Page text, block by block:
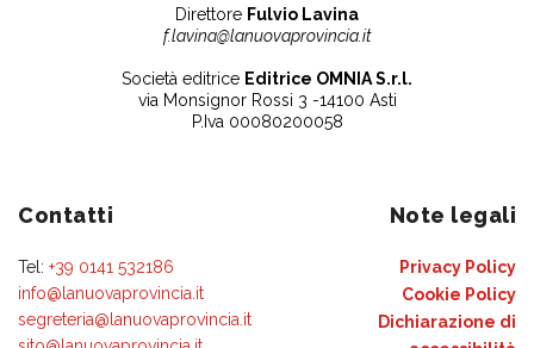
Direttore Fulvio Lavina
f.lavina@lanuovaprovincia.it
Società editrice Editrice OMNIA S.r.l.
via Monsignor Rossi 3 -14100 Asti
P.Iva 00080200058
Contatti
Tel: +39 0141 532186
info@lanuovaprovincia.it
segreteria@lanuovaprovincia.it
Note legali
Privacy Policy
Cookie Policy
Dichiarazione di